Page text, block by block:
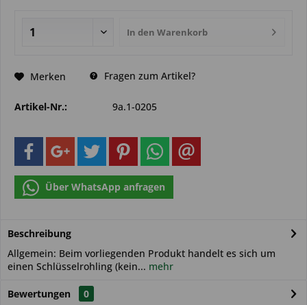
In den Warenkorb
Merken Fragen zum Artikel?
Artikel-Nr.: 9a.1-0205
Über WhatsApp anfragen
Beschreibung
Allgemein: Beim vorliegenden Produkt handelt es sich um
einen Schlüsselrohling (kein... mehr
Bewertungen
0